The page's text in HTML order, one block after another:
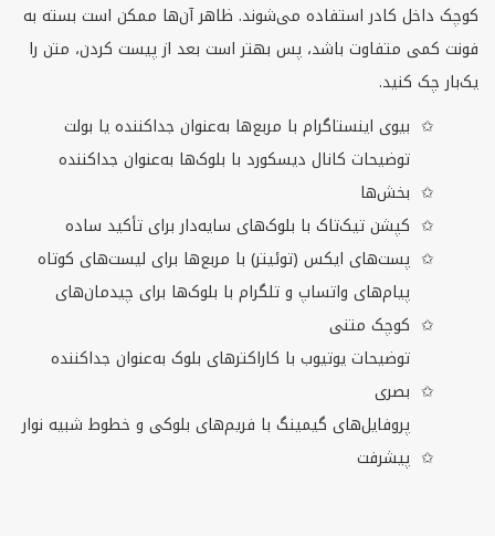
کوچک داخل کادر استفاده می‌شوند. ظاهر آن‌ها ممکن است بسته به
فونت کمی متفاوت باشد، پس بهتر است بعد از پیست کردن، متن را
یک‌بار چک کنید.
بیوی اینستاگرام با مربع‌ها به‌عنوان جداکننده یا بولت
توضیحات کانال دیسکورد با بلوک‌ها به‌عنوان جداکننده
بخش‌ها
کپشن تیک‌تاک با بلوک‌های سایه‌دار برای تأکید ساده
پست‌های ایکس (توئیتر) با مربع‌ها برای لیست‌های کوتاه
پیام‌های واتساپ و تلگرام با بلوک‌ها برای چیدمان‌های
کوچک متنی
توضیحات یوتیوب با کاراکترهای بلوک به‌عنوان جداکننده
بصری
پروفایل‌های گیمینگ با فریم‌های بلوکی و خطوط شبیه نوار
پیشرفت